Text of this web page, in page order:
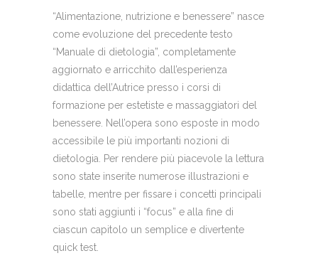
“Alimentazione, nutrizione e benessere” nasce
come evoluzione del precedente testo
“Manuale di dietologia”, completamente
aggiornato e arricchito dall’esperienza
didattica dell’Autrice presso i corsi di
formazione per estetiste e massaggiatori del
benessere. Nell’opera sono esposte in modo
accessibile le più importanti nozioni di
dietologia. Per rendere più piacevole la lettura
sono state inserite numerose illustrazioni e
tabelle, mentre per fissare i concetti principali
sono stati aggiunti i “focus” e alla fine di
ciascun capitolo un semplice e divertente
quick test.